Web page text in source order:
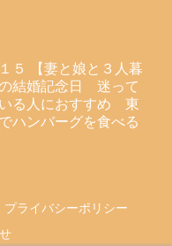
５ 【妻と娘と３人暮
結婚記念日 迷って
る人におすすめ 東
ハンバーグを食べる
プライバシーポリシー